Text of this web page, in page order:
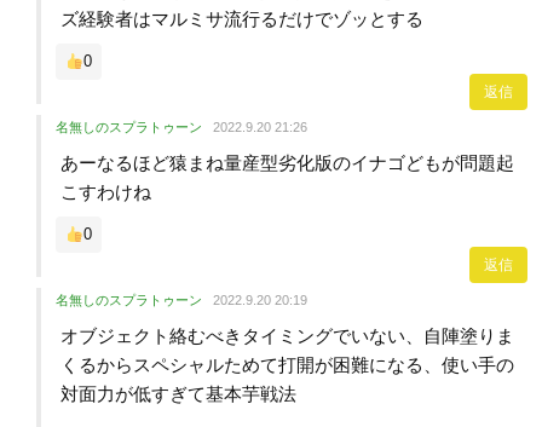
ズ経験者はマルミサ流行るだけでゾッとする
0
返信
名無しのスプラトゥーン 2022.9.20 21:26
あーなるほど猿まね量産型劣化版のイナゴどもが問題起
こすわけね
0
返信
名無しのスプラトゥーン 2022.9.20 20:19
オブジェクト絡むべきタイミングでいない、自陣塗りま
くるからスペシャルためて打開が困難になる、使い手の
対面力が低すぎて基本芋戦法